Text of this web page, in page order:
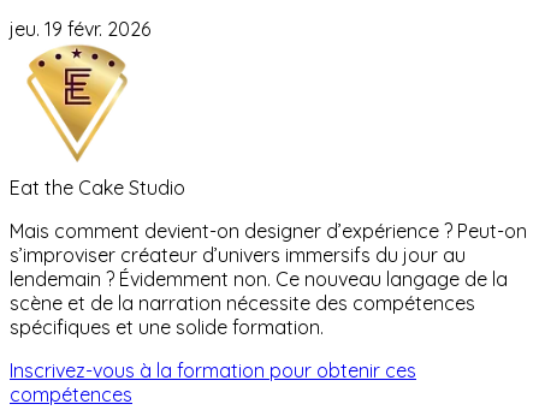
jeu. 19 févr. 2026
Eat the Cake Studio
Mais comment devient-on designer d’expérience ? Peut-on
s’improviser créateur d’univers immersifs du jour au
lendemain ? Évidemment non. Ce nouveau langage de la
scène et de la narration nécessite des compétences
spécifiques et une solide formation.
Inscrivez-vous à la formation pour obtenir ces
compétences